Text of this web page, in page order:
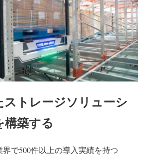
ストレージソリューシ
構築する
で500件以上の導入実績を持つ